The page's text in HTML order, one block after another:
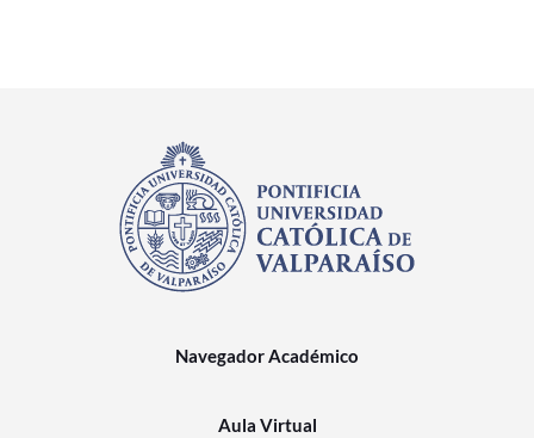
Navegador Académico
Aula Virtual